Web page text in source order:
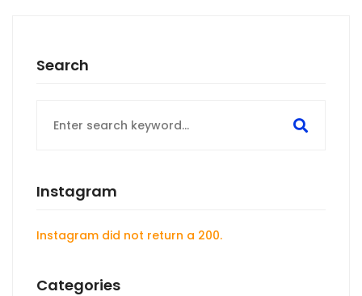
Search
Instagram
Instagram did not return a 200.
Categories